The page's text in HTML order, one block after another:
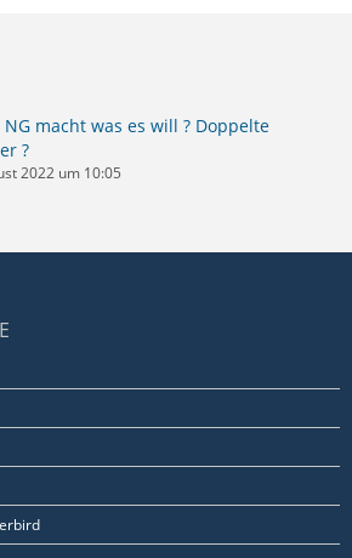
macht was es will ? Doppelte
?
2022 um 10:05